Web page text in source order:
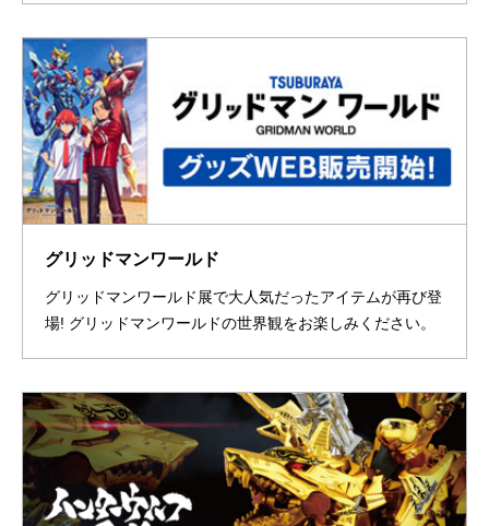
グリッドマンワールド
グリッドマンワールド展で大人気だったアイテムが再び登
場! グリッドマンワールドの世界観をお楽しみください。